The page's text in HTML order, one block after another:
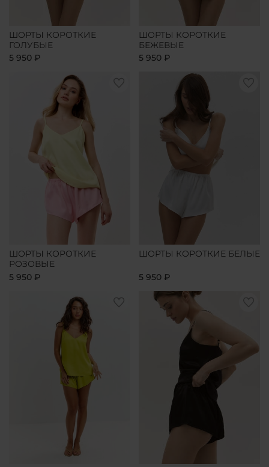
ШОРТЫ КОРОТКИЕ
ГОЛУБЫЕ
5 950 ₽
ШОРТЫ КОРОТКИЕ
БЕЖЕВЫЕ
5 950 ₽
ШОРТЫ КОРОТКИЕ
РОЗОВЫЕ
5 950 ₽
ШОРТЫ КОРОТКИЕ БЕЛЫЕ
5 950 ₽